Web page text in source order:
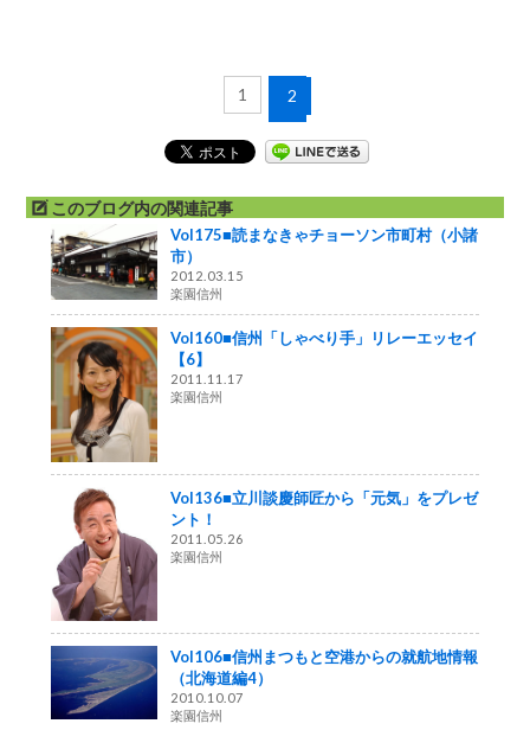
1 2
このブログ内の関連記事
Vol175■読まなきゃチョーソン市町村（小諸
市）
2012.03.15
楽園信州
Vol160■信州「しゃべり手」リレーエッセイ
【6】
2011.11.17
楽園信州
Vol136■立川談慶師匠から「元気」をプレゼ
ント！
2011.05.26
楽園信州
Vol106■信州まつもと空港からの就航地情報
（北海道編4）
2010.10.07
楽園信州